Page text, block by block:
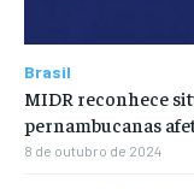
Brasil
MIDR reconhece
pernambucanas
8 de outubro de 2024